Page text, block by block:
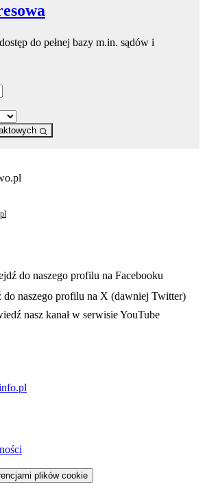
do pełnej bazy m.in. sądów i
- otwiera się w nowej karcie
do naszego profilu na Facebooku
karcie
do naszego profilu na X (dawniej Twitter)
otwiera się w nowej karcie
nasz kanał w serwisie YouTube
plików cookie